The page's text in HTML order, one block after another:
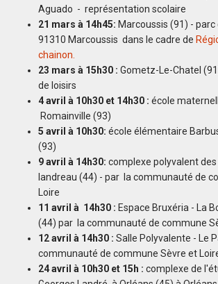
Aguado - représentation scolaire
21 mars à 14h45: Marcoussis (91) -
91310 Marcoussis dans le cadre de
chainon.
23 mars à 15h30 : Gometz-Le-Chatel
de loisirs
4 avril à 10h30 et 14h30 : école
Romainville (93)
5 avril à 10h30: école élémentaire
(93)
9 avril à 14h30: complexe polyvalent des
landreau (44) - par la communauté de
Loire
11 avril à 14h30 : Espace Bruxéria - La
(44) par la communauté de commune
12 avril à 14h30 : Salle Polyvalente - Le
communauté de commune Sèvre et
24 avril à 10h30 et 15h : complexe de